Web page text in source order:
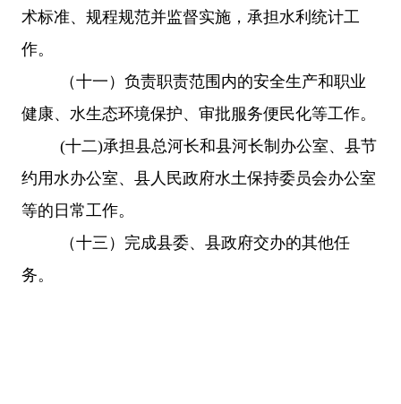
术标准、规程规范并监督实施，承担水利统计工
作。
（十一 ） 负责职责范围内的安全生产和职业
健康、水生态环境保护、审批服务便民化等工作。
(十二)承担县总河长和县河长制办公室、 县节
约用水办公室、 县 人民政府水土保持委员会办公室
等的日常工作。
（十三 ） 完成县委、 县政府交办的其他任
务。